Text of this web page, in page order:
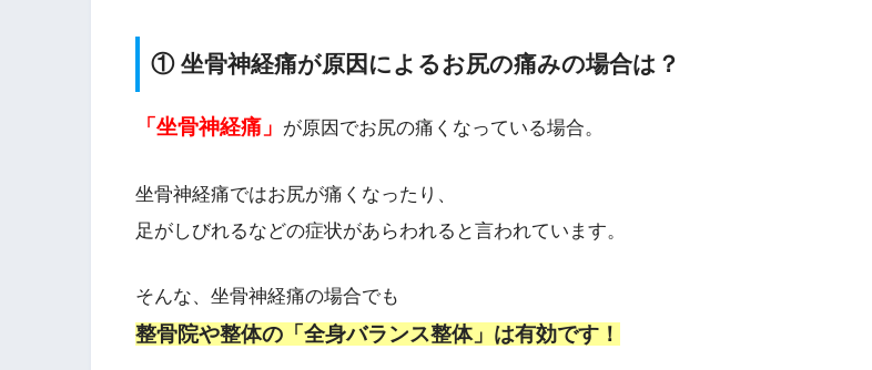
① 坐骨神経痛が原因によるお尻の痛みの場合は？
「坐骨神経痛」 が原因でお尻の痛くなっている場合。
坐骨神経痛ではお尻が痛くなったり、
足がしびれるなどの症状があらわれると言われています。
そんな、坐骨神経痛の場合でも
整骨院や整体の「全身バランス整体」は有効です！